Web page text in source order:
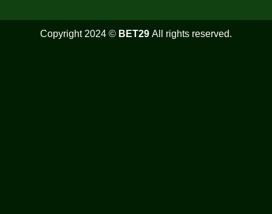
Copyright 2024 © BET29 All rights reserved.